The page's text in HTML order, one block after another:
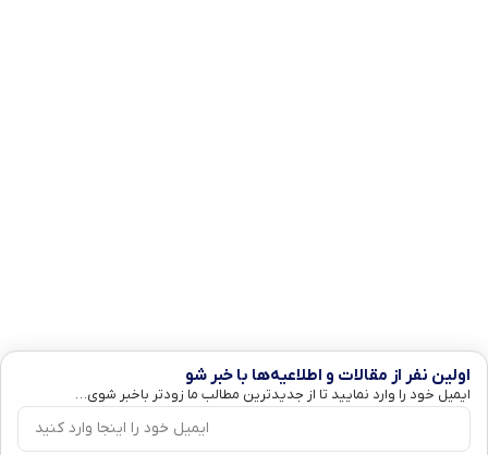
اولین نفر از مقالات و اطلاعیه‌ها با خبر شو
ایمیل خود را وارد نمایید تا از جدیدترین مطالب ما زودتر باخبر شوی…